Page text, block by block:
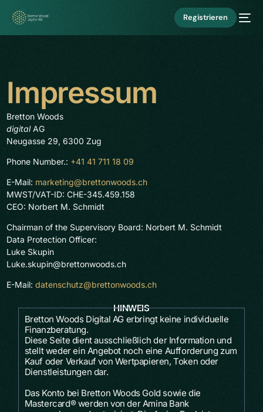
Registrieren
Impressum
Bretton Woods
digitalAG
Neugasse 29, 6300 Zug
Phone Number.: +41 41 711 18 09
E-Mail: marketing@brettonwoods.ch
MWST/VAT-ID: CHE-345.459.158
CEO: Norbert M. Schmidt
Chairman of the Supervisory Board: Norbert M. Schmidt
Data Protection Officer:
Luke Skupin
Luke.skupin@brettonwoods.ch
E-Mail:datenschutz@brettonwoods.ch
HINWEIS
Bretton Woods Digital AG erbringt keine individuelle
Finanzberatung.
Diese Seite dient ausschließlich der Information und
stellt weder ein Angebot noch eine Aufforderung zum
Kauf oder Verkauf von Wertpapieren, Token oder
Dienstleistungen dar.
Das Konto bei Bretton Woods Gold sowie die
Mastercard® werden von der Amina Bank